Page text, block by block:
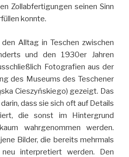
Zollabfertigungen seinen Sinn
konnte.
Alltag in Teschen zwischen
und den 1930er Jahren
Fotografien aus der
des Museums des Teschener
Cieszyńskiego) gezeigt. Das
dass sie sich oft auf Details
die sonst im Hintergrund
wahrgenommen werden.
Bilder, die bereits mehrmals
interpretiert werden. Den